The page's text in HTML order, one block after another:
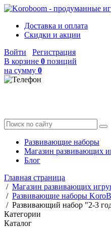
Доставка и оплата
Скидки и акции
Войти
Регистрация
В корзине 0 позиций
на сумму 0
Развивающие наборы
Магазин развивающих
Блог
Главная страница
/ Магазин развивающих
/ Развивающие наборы
/ Развивающий набор "2-3
Категории
Каталог